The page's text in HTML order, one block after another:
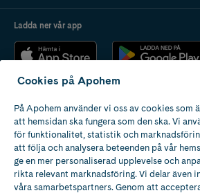
Ladda ner vår app
Apotek med tillstånd
av Läkemedelsverket
Cookies på Apohem
På Apohem använder vi oss av cookies som
att hemsidan ska fungera som den ska. Vi
för funktionalitet, statistik och
att följa och analysera beteenden på vår
ge en mer personaliserad upplevelse och
rikta relevant marknadsföring. Vi delar även
våra samarbetspartners. Genom att